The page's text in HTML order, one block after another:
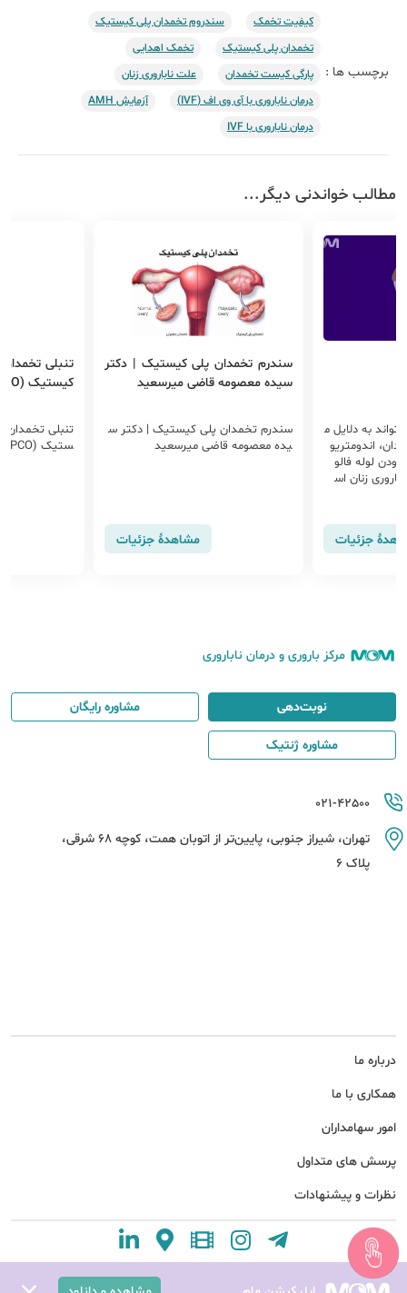
برچسب ها :
کیفیت تخمک
سندروم تخمدان پلی کیستیک
تخمدان پلی کیستیک
تخمک اهدایی
پارگی کیست تخمدان
علت ناباروری زنان
درمان ناباروری با آی وی اف (IVF)
آزمایش AMH
درمان ناباروری با IVF
مطالب خواندنی دیگر...
به دلایل م
اندومتریو
لوله فالو
زنان اس
جزئیات
سندرم تخمدان پلی کیستیک | دکتر
سیده معصومه قاضی میرسعید
سندرم تخمدان پلی کیستیک | دکتر س
یده معصومه قاضی میرسعید
مشاهدهٔ جزئیات
تنبلی
کیستیک (PCO)
تنبلی تخمدان
ستیک (PCO)
مرکز باروری و درمان ناباروری
درباره ما
همکاری با ما
امور سهامداران
پرسش های متداول
نظرات و پیشنهادات
021-42500
تهران، شیراز جنوبی، پایین‌تر از اتوبان همت، کوچه 68 شرقی،
پلاک 6
نوبت‌دهی مشاوره رایگان
مشاوره ژنتیک